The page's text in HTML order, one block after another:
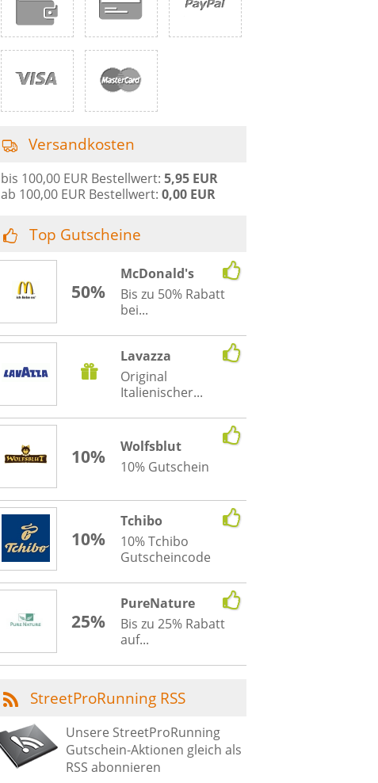
Versandkosten
bis 100,00 EUR Bestellwert: 5,95 EUR
ab 100,00 EUR Bestellwert: 0,00 EUR
Top Gutscheine
50%
McDonald's
Bis zu 50% Rabatt
bei...
Lavazza
Original
Italienischer...
10%
Wolfsblut
10% Gutschein
10%
Tchibo
10% Tchibo
Gutscheincode
25%
PureNature
Bis zu 25% Rabatt
auf...
StreetProRunning RSS
Unsere StreetProRunning
Gutschein-Aktionen gleich als
RSS abonnieren